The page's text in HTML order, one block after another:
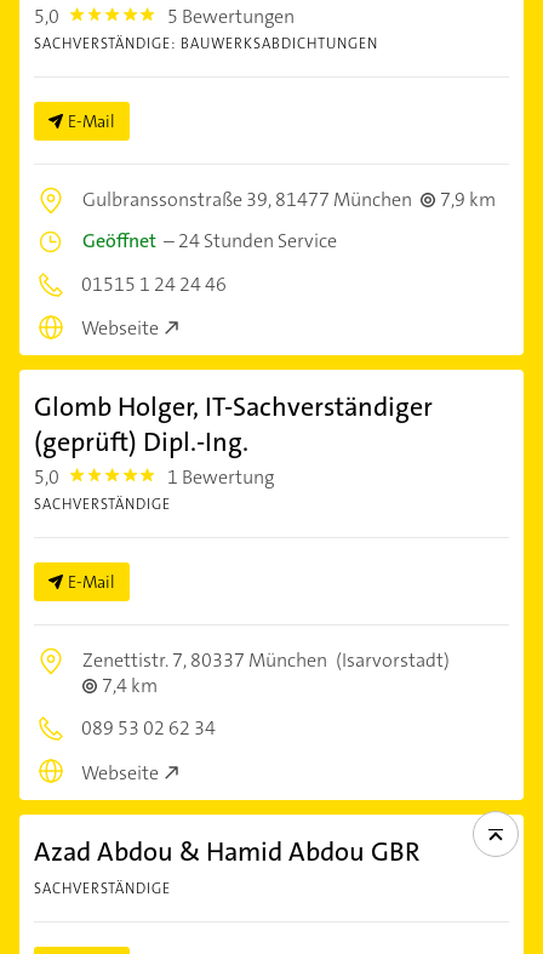
5,0 5.0 5 Bewertungen
SACHVERSTÄNDIGE: BAUWERKSABDICHTUNGEN
E-Mail
Gulbranssonstraße 39,81477 München
7,9 km
Geöffnet –24 Stunden Service
01515 1 24 24 46
Webseite
Glomb Holger, IT-Sachverständiger
(geprüft) Dipl.-Ing.
5,0 5.0 1 Bewertung
SACHVERSTÄNDIGE
E-Mail
Zenettistr. 7,80337 München (Isarvorstadt)
7,4 km
089 53 02 62 34
Webseite
Azad Abdou & Hamid Abdou GBR
SACHVERSTÄNDIGE